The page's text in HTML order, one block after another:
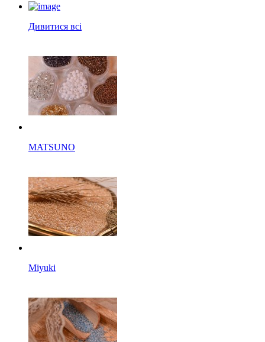
Дивитися всі
MATSUNO
Miyuki